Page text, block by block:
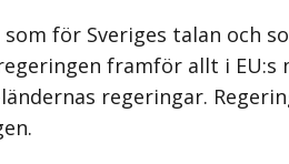
som för Sveriges talan och
framför allt i
regeringar.